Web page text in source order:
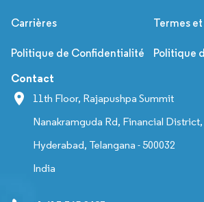
Carrières Termes
Politique de Confidentialité Politique
Contact
11th Floor, Rajapushpa Summit
Nanakramguda Rd, Financial
Hyderabad, Telangana - 500032
India